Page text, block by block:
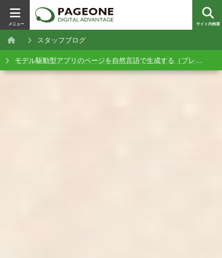
メニュー サイト内検索
スタッフブログ
モデル駆動型アプリのページを自然言語で生成する（プレビュー）